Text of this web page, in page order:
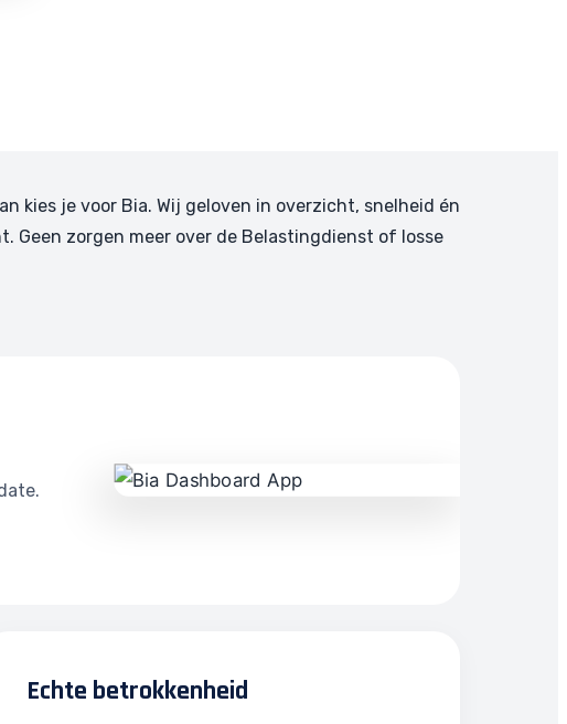
kies je voor Bia. Wij geloven in overzicht, snelheid én
Geen zorgen meer over de Belastingdienst of losse
Echte betrokkenheid